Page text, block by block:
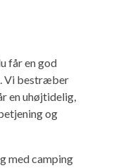
får en god
Vi bestræber
en uhøjtidelig,
og
med camping